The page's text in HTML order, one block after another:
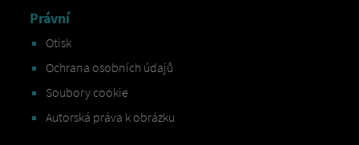
Právní
Otisk
Ochrana osobních údajů
Soubory cookie
Autorská práva k obrázku